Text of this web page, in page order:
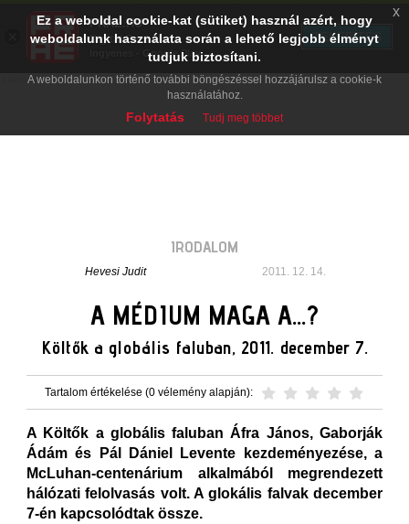
IRODALOM
Hevesi Judit 2011. 12. 14.
A MÉDIUM MAGA A…?
Költők a globális faluban, 2011. december 7.
Tartalom értékelése (0 vélemény alapján):
A Költők a globális faluban Áfra János, Gaborják
Ádám és Pál Dániel Levente kezdeményezése, a
McLuhan-centenárium alkalmából megrendezett
hálózati felolvasás volt. A glokális falvak december
7-én kapcsolódtak össze.
Ez a weboldal cookie-kat (sütiket) használ azért, hogy
weboldalunk használata során a lehető legjobb élményt
tudjuk biztosítani.
A weboldalunkon történő további böngészéssel hozzájárulsz a cookie-k
használatához.
Folytatás Tudj meg többet
x
PRAE.HU
Digital Evolution
Ingyenes - Google Play
TELEPÍTÉS